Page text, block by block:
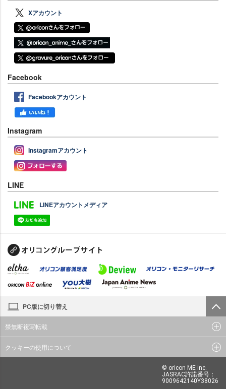
Xアカウント
Facebook
Facebookアカウント
Instagram
Instagramアカウント
LINE
LINEアカウントメディア
PC版に切り替え
禁無断複写転載
クッキーの使用について
© oricon ME inc.
JASRAC許諾番号：
9009642140Y38026